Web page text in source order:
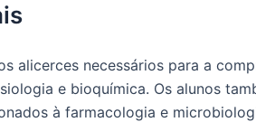
alicerces necessários para a
e bioquímica. Os alunos
à farmacologia e